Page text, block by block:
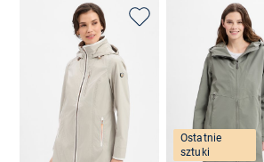
Ostatnie
sztuki